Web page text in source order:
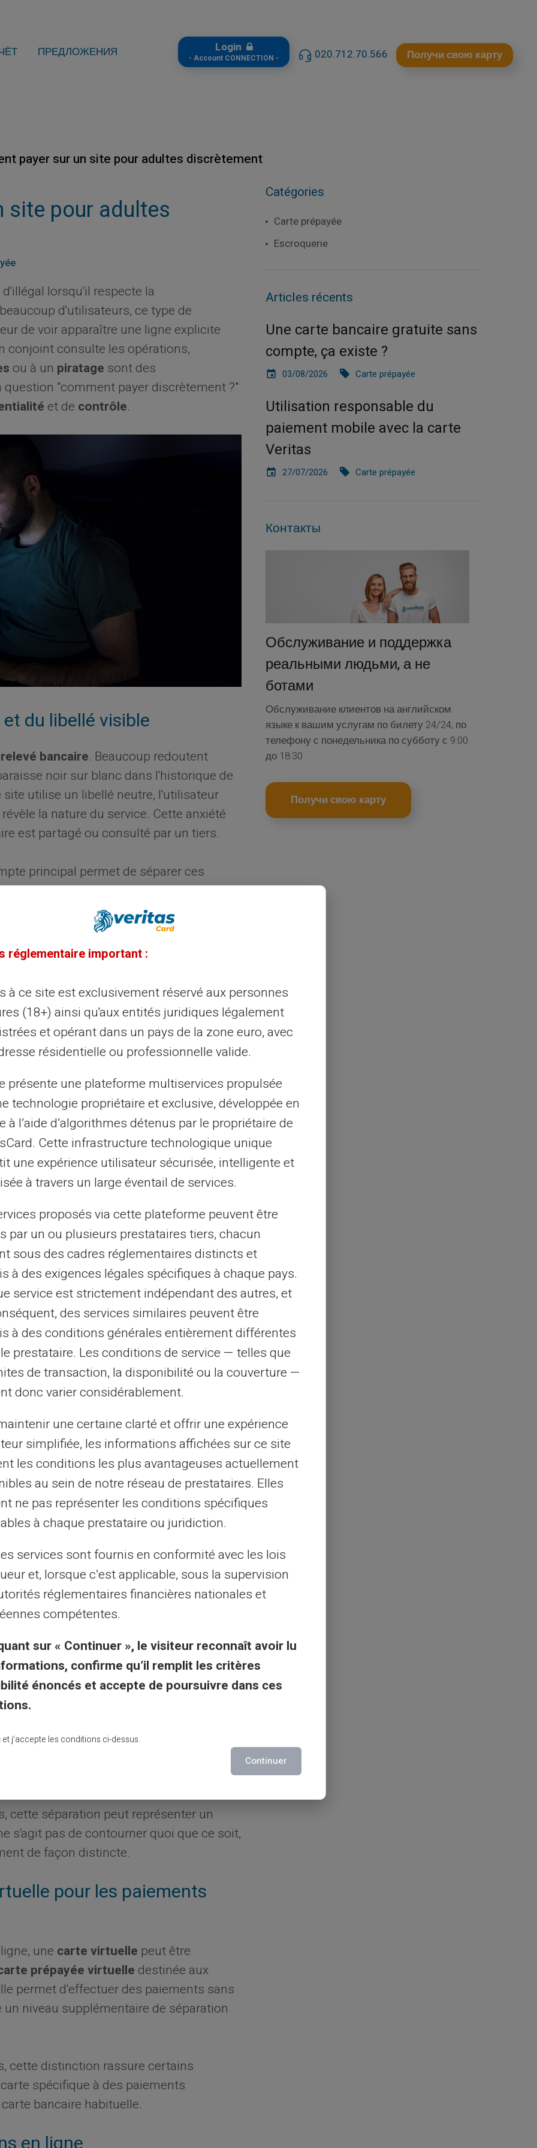
ПРЕДЛОЖЕНИЯ Login
- Account CONNECTION - 020.712.70.566 Получи свою карту
payer sur un site pour adultes discrètement
site pour adultes
d'illégal lorsqu'il respecte la
d'utilisateurs, ce type de
de voir apparaître une ligne explicite
conjoint consulte les opérations,
ou à un piratage sont des
"comment payer discrètement ?"
et de contrôle.
du libellé visible
relevé bancaire. Beaucoup redoutent
noir sur blanc dans l'historique de
utilise un libellé neutre, l'utilisateur
la nature du service. Cette anxiété
est partagé ou consulté par un tiers.
principal permet de séparer ces
Unecarte prépayéefonctionne
classique et doit être chargée avant
au solde disponibleet ne
bancaire principale. Lacarte prépayée
utilisée en ligne avec
principe duprépaiement.
bancaire sur un site
l'enregistrement descoordonnées
des abonnements mensuels
L'utilisateur doit alors enregistrer sa carte
. La peur n'est pas seulement liée au
:piratage, fuite de base de
contenant que le montant que
non autorisée, les dépenses
. De plus, les paiements en ligne
le système3D Secure, intégré lors de
fortelors des
des contenus premium, des crédits ou
le fil des dépenses, surtout lorsque les
Beaucoup d'utilisateurs cherchent un
à ce type de consommation.
à cette attente : il n'est pas
chargé sur la carte. Il n'y apas de
offre un cadre budgétaire strict,
garder la maîtrise de ses
claire entre vie
éviter de mélanger toutes leurs
Laséparation financièreest
de discrétion. La carte prépayée
sont donc gérées indépendamment
permet de compartimenter certains
cette séparation peut représenter un
s'agit pas de contourner quoi que ce soit,
de façon distincte.
pour les paiements
une carte virtuelle peut être
prépayée virtuelle destinée aux
permet d'effectuer des paiements sans
niveau supplémentaire de séparation
cette distinction rassure certains
spécifique à des paiements
bancaire habituelle.
Catégories
Carte prépayée
Escroquerie
Articles récents
Une carte bancaire gratuite sans
compte, ça existe ?
03/08/2026 Carte prépayée
Utilisation responsable du
paiement mobile avec la carte
Veritas
27/07/2026 Carte prépayée
Контакты
Обслуживание и поддержка
реальными людьми, а не
ботами
Обслуживание клиентов на английском
языке к вашим услугам по билету 24/24, по
телефону с понедельника по субботу с 9:00
до 18:30
Получи свою карту
réglementaire important :
à ce site est exclusivement réservé aux personnes
(18+) ainsi qu'aux entités juridiques légalement
et opérant dans un pays de la zone euro, avec
résidentielle ou professionnelle valide.
présente une plateforme multiservices propulsée
technologie propriétaire et exclusive, développée en
à l’aide d’algorithmes détenus par le propriétaire de
Cette infrastructure technologique unique
une expérience utilisateur sécurisée, intelligente et
à travers un large éventail de services.
proposés via cette plateforme peuvent être
par un ou plusieurs prestataires tiers, chacun
sous des cadres réglementaires distincts et
à des exigences légales spécifiques à chaque pays.
service est strictement indépendant des autres, et
des services similaires peuvent être
à des conditions générales entièrement différentes
prestataire. Les conditions de service — telles que
de transaction, la disponibilité ou la couverture —
donc varier considérablement.
une certaine clarté et offrir une expérience
simplifiée, les informations affichées sur ce site
les conditions les plus avantageuses actuellement
au sein de notre réseau de prestataires. Elles
ne pas représenter les conditions spécifiques
à chaque prestataire ou juridiction.
services sont fournis en conformité avec les lois
et, lorsque c’est applicable, sous la supervision
réglementaires financières nationales et
compétentes.
sur « Continuer », le visiteur reconnaît avoir lu
confirme qu’il remplit les critères
énoncés et accepte de poursuivre dans ces
et j’accepte les conditions ci-dessus.
Continuer